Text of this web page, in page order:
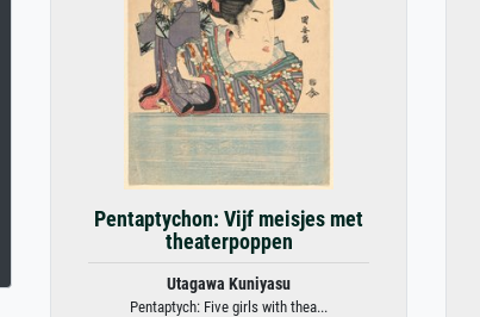
Pentaptychon: Vijf meisjes met
theaterpoppen
Utagawa Kuniyasu
Pentaptych: Five girls with thea...